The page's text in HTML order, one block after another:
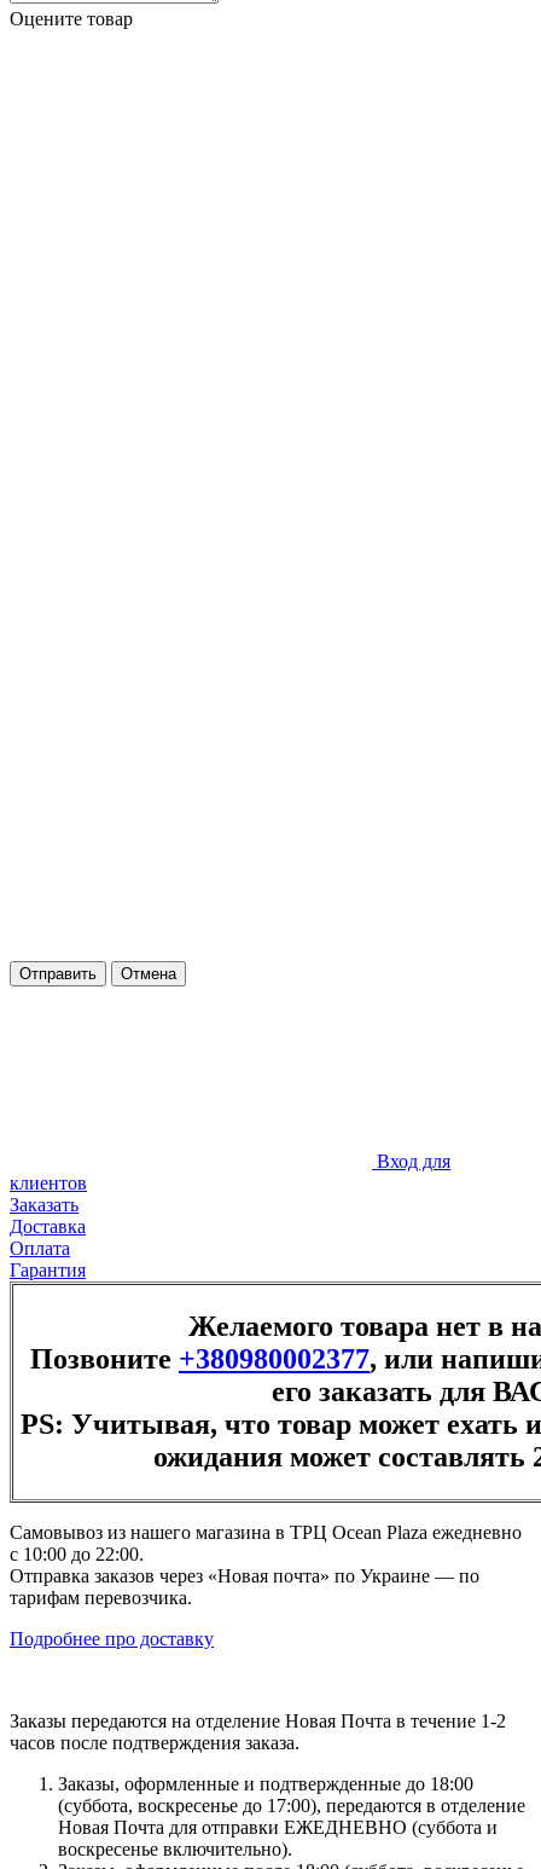
Оцените товар
Отправить Отмена
Вход для
клиентов
Заказать
Доставка
Оплата
Гарантия
Желаемого товара нет в
Позвоните +380980002377, или
его заказать для
PS: Учитывая, что товар может ехать
ожидания может составлять
Самовывоз из нашего магазина в ТРЦ Ocean Plaza ежедневно
с 10:00 до 22:00.
Отправка заказов через «Новая почта» по Украине — по
тарифам перевозчика.
Подробнее про доставку
Заказы передаются на отделение Новая Почта в течение 1-2
часов после подтверждения заказа.
Заказы, оформленные и подтвержденные до 18:00
(суббота, воскресенье до 17:00), передаются в отделение
Новая Почта для отправки ЕЖЕДНЕВНО (суббота и
воскресенье включительно).